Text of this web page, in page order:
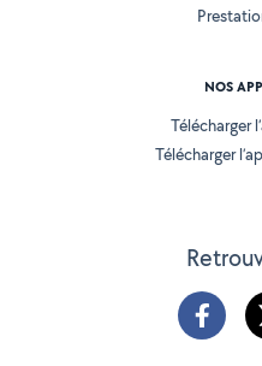
NOS
Télécharger
Télécharger